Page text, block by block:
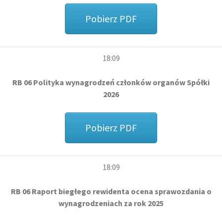
Pobierz PDF
18:09
RB 06 Polityka wynagrodzeń członków organów Spółki
2026
Pobierz PDF
18:09
RB 06 Raport biegłego rewidenta ocena sprawozdania o
wynagrodzeniach za rok 2025